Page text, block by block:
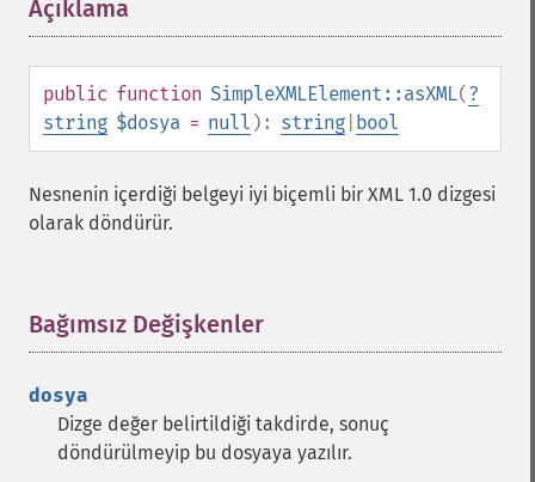
Açıklama
public function SimpleXMLElement::asXML(?
string $dosya = null ): string bool
Nesnenin içerdiği belgeyi iyi biçemli bir XML 1.0 dizgesi
olarak döndürür.
Bağımsız Değişkenler
dosya
Dizge değer belirtildiği takdirde, sonuç
döndürülmeyip bu dosyaya yazılır.